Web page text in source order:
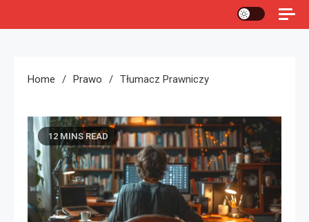
Home Prawo Tłumacz Prawniczy
12 MINS READ